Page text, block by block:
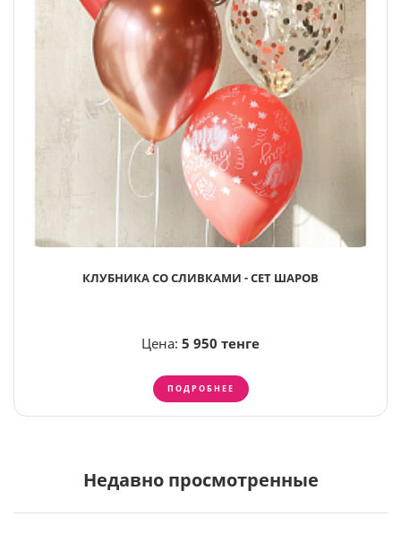
КЛУБНИКА СО СЛИВКАМИ - СЕТ ШАРОВ
Цена: 5 950 тенге
ПОДРОБНЕЕ
Недавно просмотренные